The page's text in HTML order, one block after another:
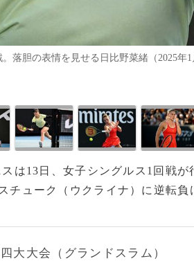
落胆の表情を見せる日比野菜緒（2025年
は13日、女子シングルス1回戦が
チューク（ウクライナ）に逆転
大大会（グランドスラム）